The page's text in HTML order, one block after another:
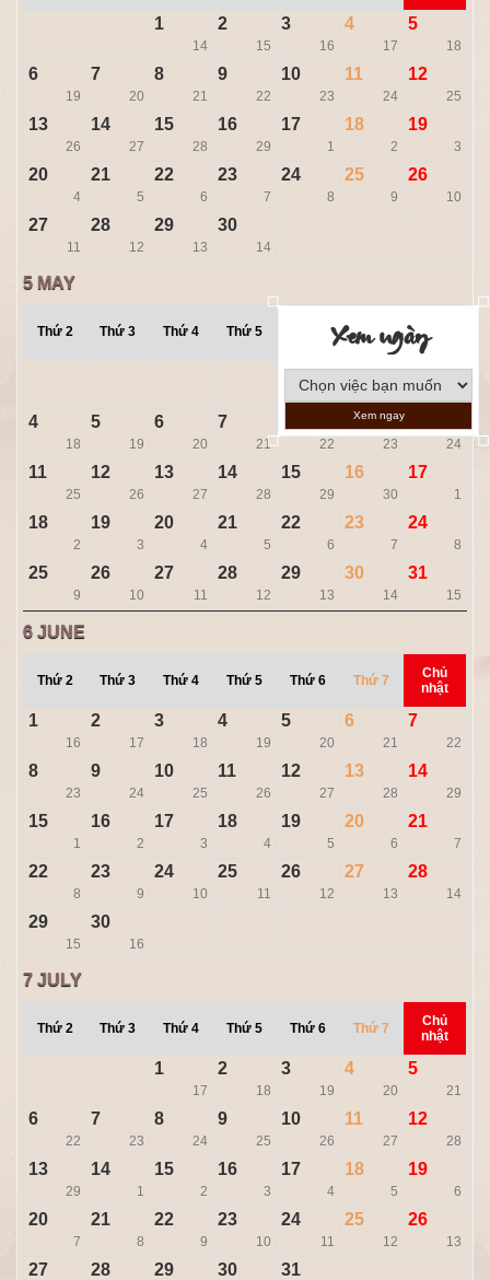
Xem ngày
Xem ngay
1
14
2
15
3
16
4
17
5
18
6
19
7
20
8
21
9
22
10
23
11
24
12
25
13
26
14
27
15
28
16
29
17
1
18
2
19
3
20
4
21
5
22
6
23
7
24
8
25
9
26
10
27
11
28
12
29
13
30
14
5 MAY
Thứ 2 Thứ 3 Thứ 4 Thứ 5 Thứ 7
nhật
1
15
2
16
3
4
18
5
19
6
20
7
21 22
9
23 24
11
25
12
26
13
27
14
28
15
29
16
30
17
1
18
2
19
3
20
4
21
5
22
6
23
7
24
8
25
9
26
10
27
11
28
12
29
13
30
14
31
15
6 JUNE
Thứ 2 Thứ 3 Thứ 4 Thứ 5 Thứ 6 Thứ 7
Chủ
nhật
1
16
2
17
3
18
4
19
5
20
6
21
7
22
8
23
9
24
10
25
11
26
12
27
13
28
14
29
15
1
16
2
17
3
18
4
19
5
20
6
21
7
22
8
23
9
24
10
25
11
26
12
27
13
28
14
29
15
30
16
7 JULY
Thứ 2 Thứ 3 Thứ 4 Thứ 5 Thứ 6 Thứ 7
Chủ
nhật
1
17
2
18
3
19
4
20
5
21
6
22
7
23
8
24
9
25
10
26
11
27
12
28
13
29
14
1
15
2
16
3
17
4
18
5
19
6
20
7
21
8
22
9
23
10
24
11
25
12
26
13
27 28 29 30 31